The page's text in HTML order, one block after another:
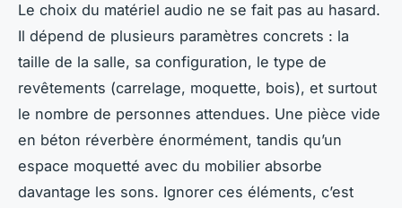
Le choix du matériel audio ne se fait pas au hasard.
Il dépend de plusieurs paramètres concrets : la
taille de la salle, sa configuration, le type de
revêtements (carrelage, moquette, bois), et surtout
le nombre de personnes attendues. Une pièce vide
en béton réverbère énormément, tandis qu’un
espace moquetté avec du mobilier absorbe
davantage les sons. Ignorer ces éléments, c’est